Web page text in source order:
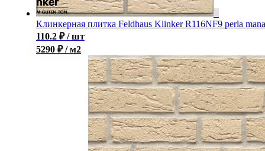
Клинкерная плитка Feldhaus Klinker R116NF9 perla mana
110.2 ₽ / шт
5290 ₽ / м2